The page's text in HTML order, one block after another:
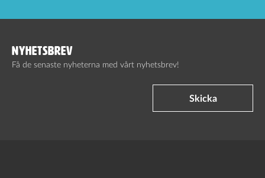
NYHETSBREV
Få de senaste nyheterna med vårt nyhetsbrev!
Skicka